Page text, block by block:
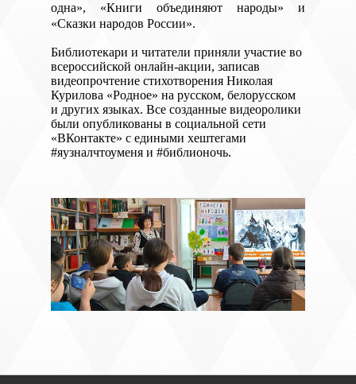
одна», «Книги объединяют народы» и
«Сказки народов России».
Библиотекари и читатели приняли участие во
всероссийской онлайн-акции, записав
видеопрочтение стихотворения Николая
Курилова «Родное» на русском, белорусском
и других языках. Все созданные видеоролики
были опубликованы в социальной сети
«ВКонтакте» с едиными хештегами
#яузналчтоуменя и #библионочь.